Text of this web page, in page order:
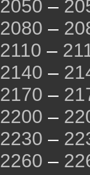
2050 –
2080 –
2110 –
2140 –
2170 –
2200 –
2230 –
2260 –